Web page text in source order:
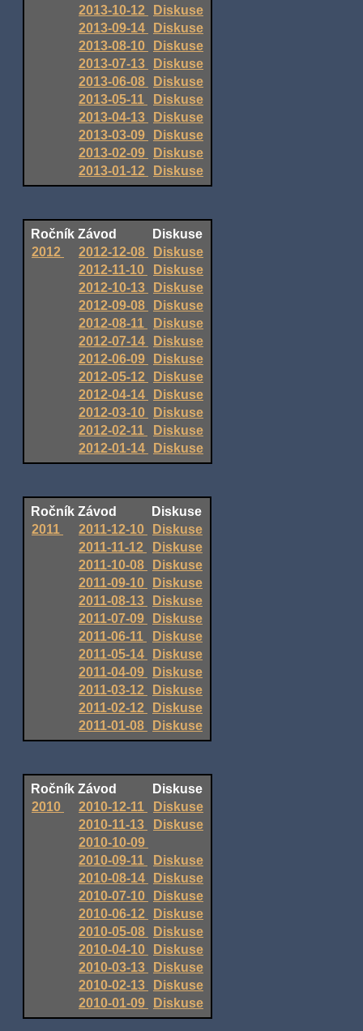
2013-10-12
Diskuse
2013-09-14
Diskuse
2013-08-10
Diskuse
2013-07-13
Diskuse
2013-06-08
Diskuse
2013-05-11
Diskuse
2013-04-13
Diskuse
2013-03-09
Diskuse
2013-02-09
Diskuse
2013-01-12
Diskuse
Ročník Závod
Diskuse
2012
2012-12-08
Diskuse
2012-11-10
Diskuse
2012-10-13
Diskuse
2012-09-08
Diskuse
2012-08-11
Diskuse
2012-07-14
Diskuse
2012-06-09
Diskuse
2012-05-12
Diskuse
2012-04-14
Diskuse
2012-03-10
Diskuse
2012-02-11
Diskuse
2012-01-14
Diskuse
Ročník Závod
Diskuse
2011
2011-12-10
Diskuse
2011-11-12
Diskuse
2011-10-08
Diskuse
2011-09-10
Diskuse
2011-08-13
Diskuse
2011-07-09
Diskuse
2011-06-11
Diskuse
2011-05-14
Diskuse
2011-04-09
Diskuse
2011-03-12
Diskuse
2011-02-12
Diskuse
2011-01-08
Diskuse
Ročník Závod
Diskuse
2010
2010-12-11
Diskuse
2010-11-13
Diskuse
2010-10-09
2010-09-11
Diskuse
2010-08-14
Diskuse
2010-07-10
Diskuse
2010-06-12
Diskuse
2010-05-08
Diskuse
2010-04-10
Diskuse
2010-03-13
Diskuse
2010-02-13
Diskuse
2010-01-09
Diskuse